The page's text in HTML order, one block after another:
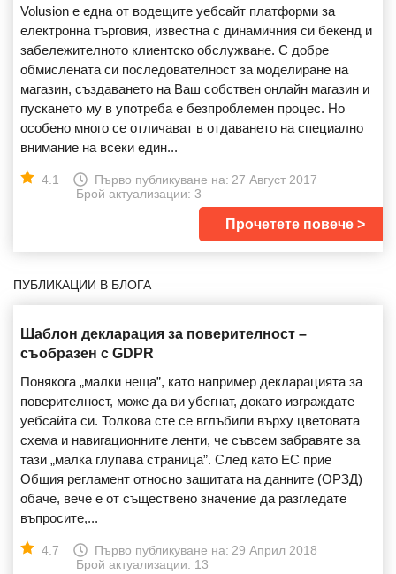
Volusion е една от водещите уебсайт платформи за
електронна търговия, известна с динамичния си бекенд и
забележителното клиентско обслужване. С добре
обмислената си последователност за моделиране на
магазин, създаването на Ваш собствен онлайн магазин и
пускането му в употреба е безпроблемен процес. Но
особено много се отличават в отдаването на специално
внимание на всеки един...
4.1 Първо публикуване на: 27 Август 2017
Брой актуализации: 3
Прочетете повече
ПУБЛИКАЦИИ В БЛОГА
Шаблон декларация за поверителност –
съобразен с GDPR
Понякога „малки неща”, като например декларацията за
поверителност, може да ви убегнат, докато изграждате
уебсайта си. Толкова сте се вглъбили върху цветовата
схема и навигационните ленти, че съвсем забравяте за
тази „малка глупава страница”. След като ЕС прие
Общия регламент относно защитата на данните (ОРЗД)
обаче, вече е от съществено значение да разгледате
въпросите,...
4.7 Първо публикуване на: 29 Април 2018
Брой актуализации: 13